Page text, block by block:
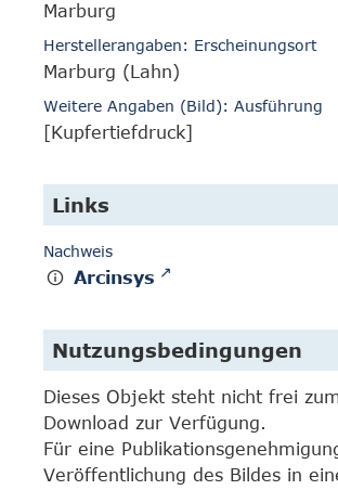
Marburg
Herstellerangaben: Erscheinungsort
Marburg (Lahn)
Weitere Angaben (Bild): Ausführung
[Kupfertiefdruck]
Links
Nachweis
Arcinsys
Nutzungsbedingungen
Dieses Objekt steht nicht frei
Download zur Verfügung.
Für eine
Veröffentlichung des Bildes in